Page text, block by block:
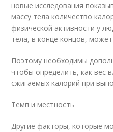
новые исследования
массу тела количество
физической активности у
тела, в конце концов,
Поэтому необходимы
чтобы определить, как вес
сжигаемых калорий при
Темп и местность
Другие факторы, которые